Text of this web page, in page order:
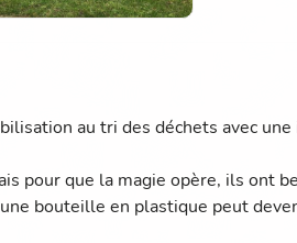
au tri des déchets avec
pour que la magie opère, ils ont
bouteille en plastique peut